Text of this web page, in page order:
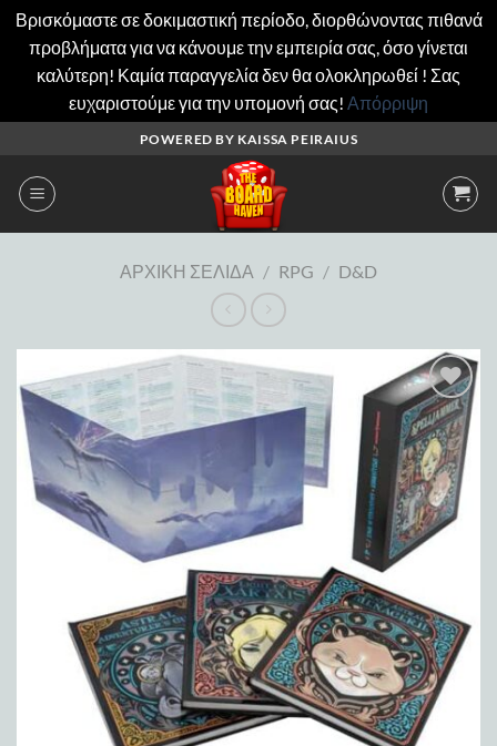
Βρισκόμαστε σε δοκιμαστική περίοδο, διορθώνοντας πιθανά
προβλήματα για να κάνουμε την εμπειρία σας, όσο γίνεται
καλύτερη! Καμία παραγγελία δεν θα ολοκληρωθεί ! Σας
ευχαριστούμε για την υπομονή σας! Απόρριψη
περιεχόμενο
POWERED BY KAISSA PEIRAIUS
ΑΡΧΙΚΉ ΣΕΛΊΔΑ / RPG / D&D
Add to
wishlist